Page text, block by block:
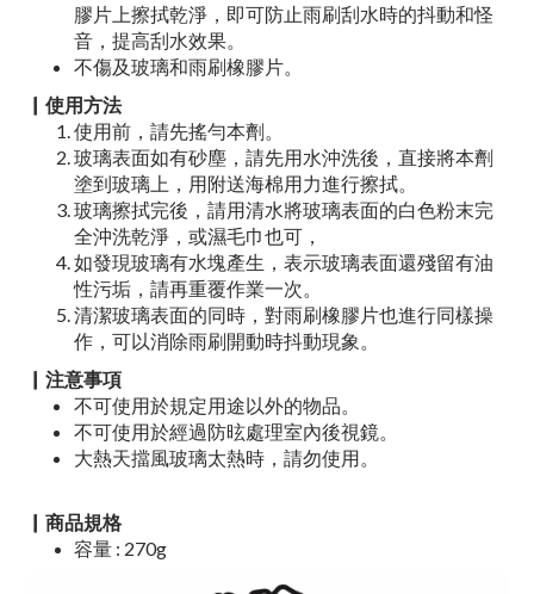
膠片上擦拭乾淨，即可防止雨刷刮水時的抖動和怪
音，提高刮水效果。
不傷及玻璃和雨刷橡膠片。
▏使用方法
使用前，請先搖勻本劑。
玻璃表面如有砂塵，請先用水沖洗後，直接將本劑
塗到玻璃上，用附送海棉用力進行擦拭。
玻璃擦拭完後，請用清水將玻璃表面的白色粉末完
全沖洗乾淨，或濕毛巾也可，
如發現玻璃有水塊產生，表示玻璃表面還殘留有油
性污垢，請再重覆作業一次。
清潔玻璃表面的同時，對雨刷橡膠片也進行同樣操
作，可以消除雨刷開動時抖動現象。
▏注意事項
不可使用於規定用途以外的物品。
不可使用於經過防昡處理室內後視鏡。
大熱天擋風玻璃太熱時，請勿使用。
▏商品規格
容量 : 270g